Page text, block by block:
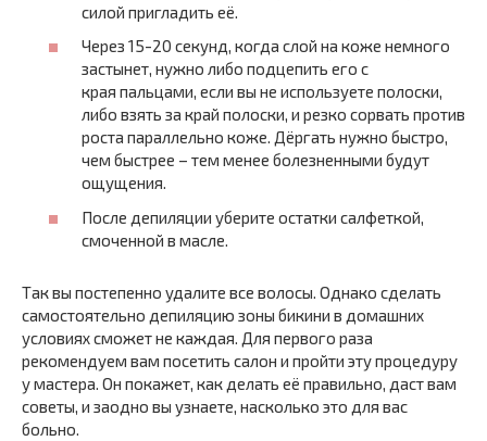
силой пригладить её.
Через 15-20 секунд, когда слой на коже немного
застынет, нужно либо подцепить его с
края пальцами, если вы не используете полоски,
либо взять за край полоски, и резко сорвать против
роста параллельно коже. Дёргать нужно быстро,
чем быстрее – тем менее болезненными будут
ощущения.
После депиляции уберите остатки салфеткой,
смоченной в масле.
Так вы постепенно удалите все волосы. Однако сделать
самостоятельно депиляцию зоны бикини в домашних
условиях сможет не каждая. Для первого раза
рекомендуем вам посетить салон и пройти эту процедуру
у мастера. Он покажет, как делать её правильно, даст вам
советы, и заодно вы узнаете, насколько это для вас
больно.